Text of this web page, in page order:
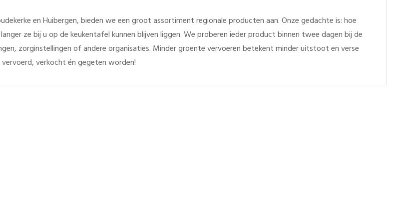
en Huibergen, bieden we een groot assortiment regionale producten aan. Onze gedachte is: hoe
ze bij u op de keukentafel kunnen blijven liggen. We proberen ieder product binnen twee dagen bij de
zorginstellingen of andere organisaties. Minder groente vervoeren betekent minder uitstoot en verse
verkocht én gegeten worden!